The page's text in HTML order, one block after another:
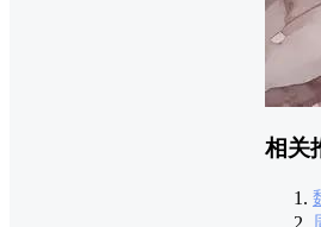
相关